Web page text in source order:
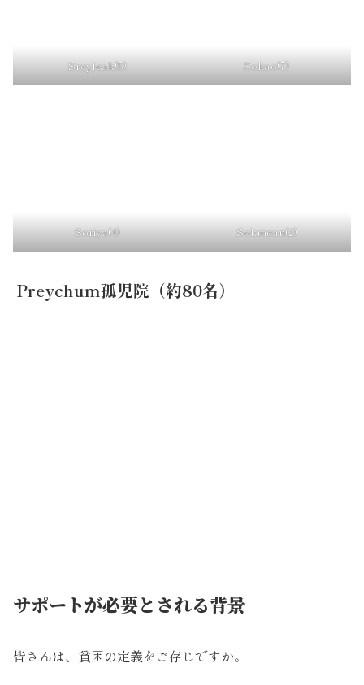
Sreyleak(5) Sokao(7)
Soriya(4) Sokmean(2)
Preychum孤児院（約80名）
サポートが必要とされる背景
皆さんは、貧困の定義をご存じですか。